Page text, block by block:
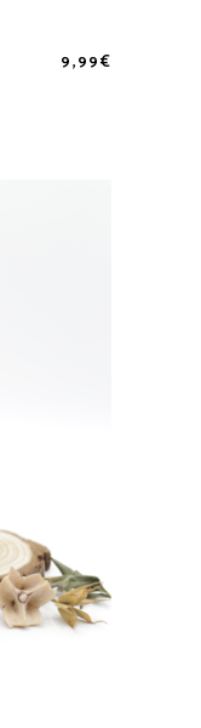
9,99€